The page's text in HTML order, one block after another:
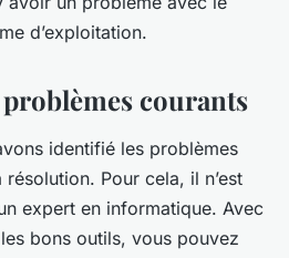
d’exploitation.
courants
identifié les problèmes
Pour cela, il n’est
expert en informatique. Avec
bons outils, vous pouvez